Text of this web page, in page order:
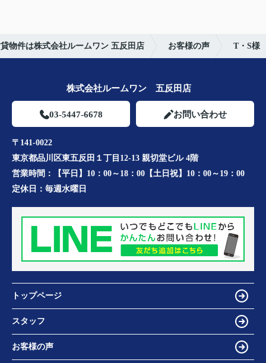
物件は株式会社ルームワン 五反田店 お客様の声 T・S様
株式会社ルームワン 五反田店
03-5447-6678 お問い合わせ
〒141-0022
東京都品川区東五反田１丁目12-13 親切堂ビル 4階
営業時間：
【平日】10：00～18：00【土日祝】10：00～19：00
定休日： 毎週水曜日
トップページ
スタッフ
お客様の声